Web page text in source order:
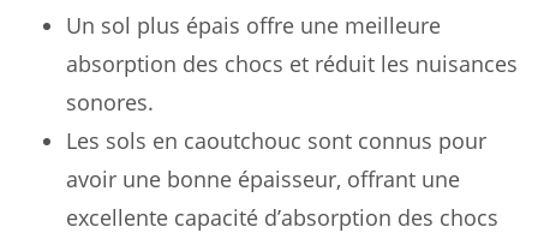
Un sol plus épais offre une meilleure
absorption des chocs et réduit les nuisances
sonores.
Les sols en caoutchouc sont connus pour
avoir une bonne épaisseur, offrant une
excellente capacité d’absorption des chocs